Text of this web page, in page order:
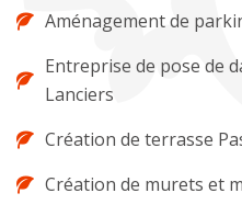
Aménagement de
Entreprise de pose de
Lanciers
Création de terrasse
Création de murets et